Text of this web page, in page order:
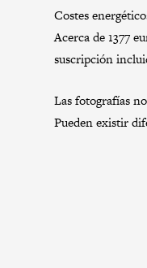
Costes
Acerca de 1377
suscripción
Las fotografías
Pueden existir